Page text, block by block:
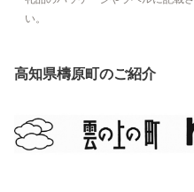
い。
高知県檮原町のご紹介